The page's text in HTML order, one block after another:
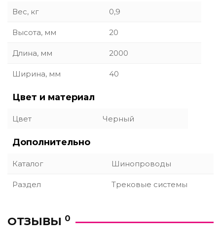
Вес, кг 0,9
Высота, мм 20
Длина, мм 2000
Ширина, мм 40
Цвет и материал
Цвет Черный
Дополнительно
Каталог Шинопроводы
Раздел Трековые системы
ОТЗЫВЫ 0